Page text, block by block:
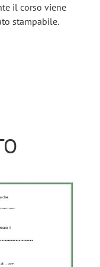
il corso viene
stampabile.